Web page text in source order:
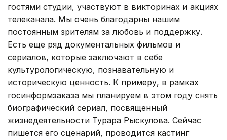
гостями студии, участвуют в викторинах и акциях
телеканала. Мы очень благодарны нашим
постоянным зрителям за любовь и поддержку.
Есть еще ряд документальных фильмов и
сериалов, которые заключают в себе
культурологическую, познавательную и
историческую ценность. К примеру, в рамках
госинформзаказа мы планируем в этом году снять
биографический сериал, посвященный
жизнедеятельности Турара Рыскулова. Сейчас
пишется его сценарий, проводится кастинг